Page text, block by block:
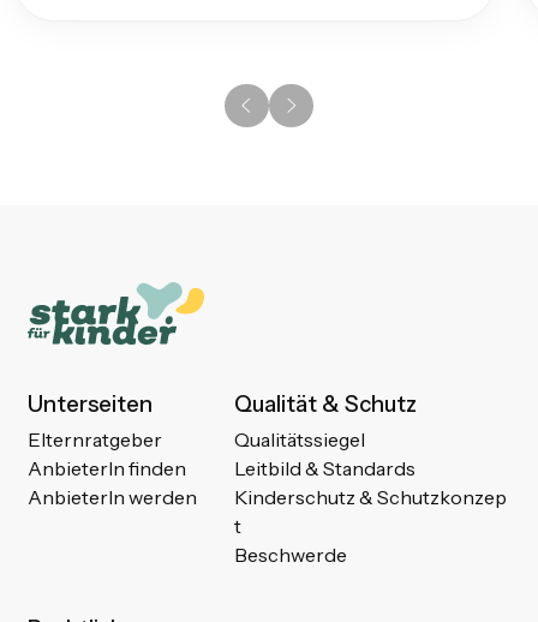
Unterseiten
Elternratgeber
AnbieterIn finden
AnbieterIn werden
Qualität & Schutz
Qualitätssiegel
Leitbild & Standards
Kinderschutz & Schutzkonzep
t
Beschwerde